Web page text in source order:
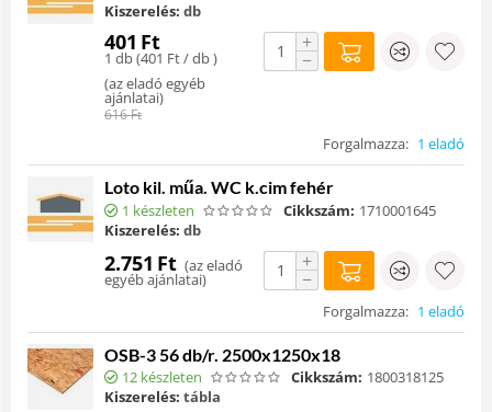
Kiszerelés: db
401 Ft
1 db (401 Ft/ db )
(az eladó egyéb
ajánlatai)
616Ft
+
−
Forgalmazza: 1 eladó
Loto kil. műa. WC k.cim fehér
1 készleten Cikkszám: 1710001645
Kiszerelés: db
2.751 Ft (az eladó
egyéb ajánlatai)
+
−
Forgalmazza: 1 eladó
OSB-3 56 db/r. 2500x1250x18
12 készleten Cikkszám: 1800318125
Kiszerelés: tábla